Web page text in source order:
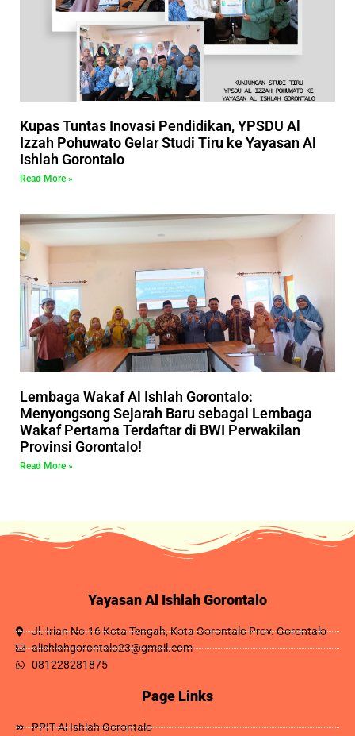
Kupas Tuntas Inovasi Pendidikan, YPSDU Al
Izzah Pohuwato Gelar Studi Tiru ke Yayasan Al
Ishlah Gorontalo
Read More »
Lembaga Wakaf Al Ishlah Gorontalo:
Menyongsong Sejarah Baru sebagai Lembaga
Wakaf Pertama Terdaftar di BWI Perwakilan
Provinsi Gorontalo!
Read More »
Yayasan Al Ishlah Gorontalo
Jl. Irian No.16 Kota Tengah, Kota Gorontalo Prov. Gorontalo
alishlahgorontalo23@gmail.com
081228281875
Page Links
PPIT Al Ishlah Gorontalo